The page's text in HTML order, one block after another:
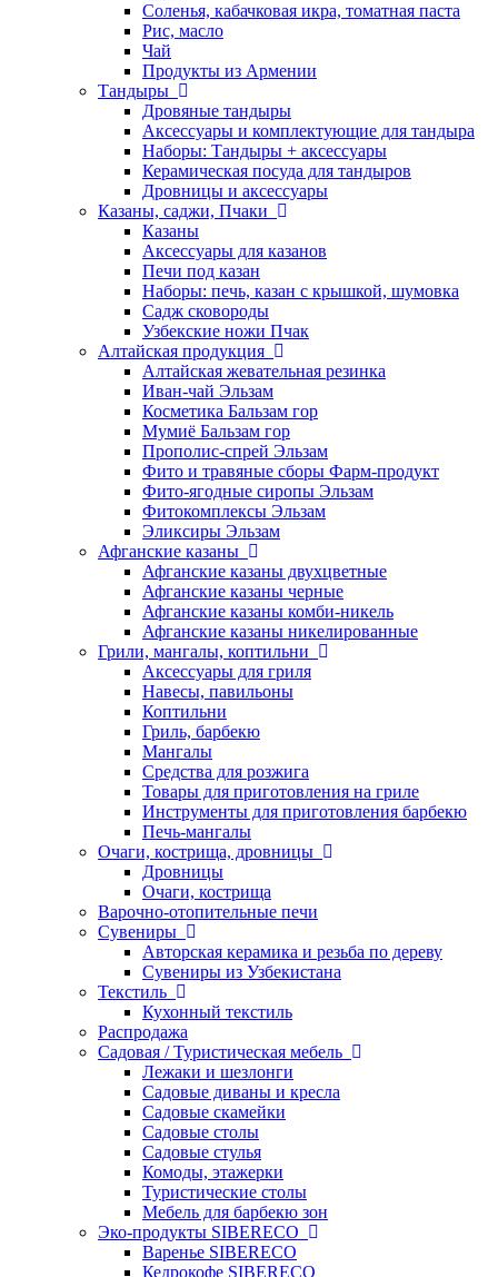
Соленья, кабачковая икра, томатная паста
Рис, масло
Чай
Продукты из Армении
Тандыры
Дровяные тандыры
Аксессуары и комплектующие для тандыра
Наборы: Тандыры + аксессуары
Керамическая посуда для тандыров
Дровницы и аксессуары
Казаны, саджи, Пчаки
Казаны
Аксессуары для казанов
Печи под казан
Наборы: печь, казан с крышкой, шумовка
Садж сковороды
Узбекские ножи Пчак
Алтайская продукция
Алтайская жевательная резинка
Иван-чай Эльзам
Косметика Бальзам гор
Мумиё Бальзам гор
Прополис-спрей Эльзам
Фито и травяные сборы Фарм-продукт
Фито-ягодные сиропы Эльзам
Фитокомплексы Эльзам
Эликсиры Эльзам
Афганские казаны
Афганские казаны двухцветные
Афганские казаны черные
Афганские казаны комби-никель
Афганские казаны никелированные
Грили, мангалы, коптильни
Аксессуары для гриля
Навесы, павильоны
Коптильни
Гриль, барбекю
Мангалы
Средства для розжига
Товары для приготовления на гриле
Инструменты для приготовления барбекю
Печь-мангалы
Очаги, кострища, дровницы
Дровницы
Очаги, кострища
Варочно-отопительные печи
Сувениры
Авторская керамика и резьба по дереву
Сувениры из Узбекистана
Текстиль
Кухонный текстиль
Распродажа
Садовая / Туристическая мебель
Лежаки и шезлонги
Садовые диваны и кресла
Садовые скамейки
Садовые столы
Садовые стулья
Комоды, этажерки
Туристические столы
Мебель для барбекю зон
Эко-продукты SIBERECO
Варенье SIBERECO
Кедрокофе SIBERECO